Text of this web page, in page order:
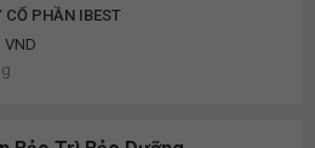
CỔ PHẦN IBEST
VND